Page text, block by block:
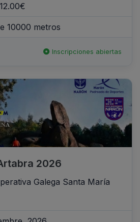
10000 metros
Inscripciones abiertas
2026
Galega Santa María